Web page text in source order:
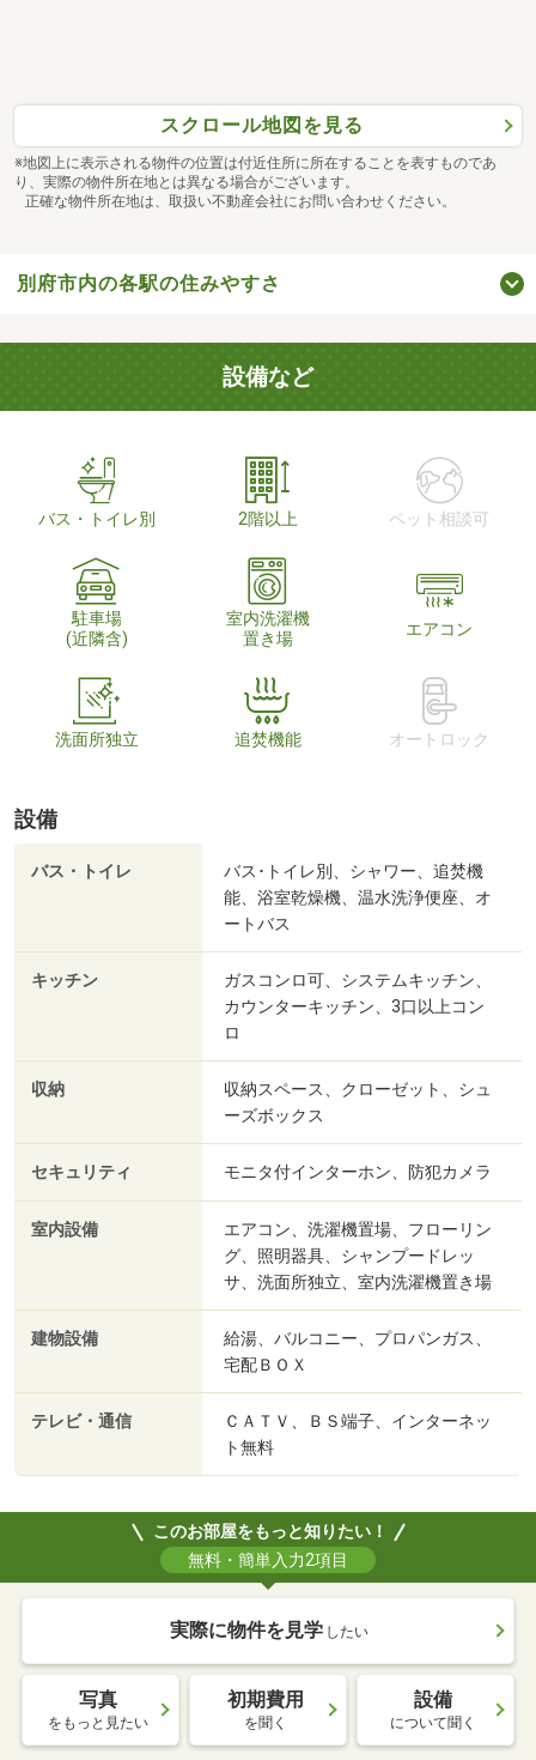
スクロール地図を見る
※地図上に表示される物件の位置は付近住所に所在することを表すものであ
り、実際の物件所在地とは異なる場合がございます。
正確な物件所在地は、取扱い不動産会社にお問い合わせください。
別府市内の各駅の住みやすさ
設備など
バス・トイレ別 2階以上 ペット相談可
駐車場
(近隣含)
室内洗濯機
置き場
エアコン
洗面所独立 追焚機能 オートロック
設備
バス・トイレ
バス･トイレ別、シャワー、追焚機
能、浴室乾燥機、温水洗浄便座、オ
ートバス
キッチン
ガスコンロ可、システムキッチン、
カウンターキッチン、3口以上コン
ロ
収納
収納スペース、クローゼット、シュ
ーズボックス
セキュリティ モニタ付インターホン、防犯カメラ
室内設備
エアコン、洗濯機置場、フローリン
グ、照明器具、シャンプードレッ
サ、洗面所独立、室内洗濯機置き場
建物設備
給湯、バルコニー、プロパンガス、
宅配ＢＯＸ
テレビ・通信
ＣＡＴＶ、ＢＳ端子、インターネッ
ト無料
このお部屋をもっと知りたい！
無料・簡単入力2項目
実際に物件を見学 したい
写真
をもっと見たい
初期費用
を聞く
設備
について聞く